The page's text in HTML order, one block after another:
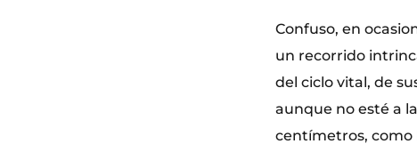
Confuso, en
un recorrido
del ciclo vital, de
aunque no esté a
centímetros, como